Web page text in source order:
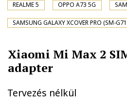
REALME 5 OPPO A73 5G
SAMSUNG GALAXY XCOVER PRO (SM-
Xiaomi Mi Max 2
adapter
Tervezés nélkül